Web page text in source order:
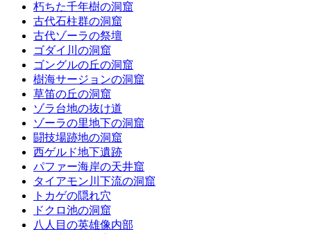
朽ちた千年樹の洞窟
古代石柱群の洞窟
古代ゾーラの祭壇
ゴダイ川の洞窟
ゴングルの丘の洞窟
樹海サージョンの洞窟
草笛の丘の洞窟
ゾラ台地の抜け道
ゾーラの里地下の洞窟
闘技場跡地の洞窟
西ゲルド地下遺跡
パファー海岸の天井窟
タイアモン川下流の洞窟
トカゲの隠れ穴
ドクロ池の洞窟
八人目の英雄像内部